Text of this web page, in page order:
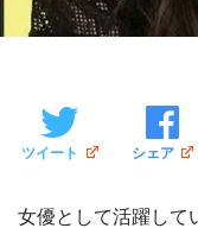
ツイート シェア
女優として活躍して